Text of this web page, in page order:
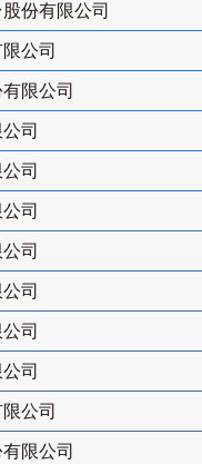
份有限公司
公司
限公司
司
司
司
司
司
司
司
公司
限公司